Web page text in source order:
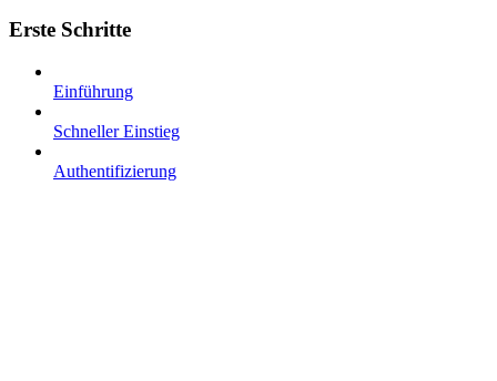
Erste Schritte
Einführung
Schneller Einstieg
Authentifizierung